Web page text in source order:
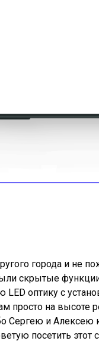
города и не
скрытые
оптику с
просто на высоте
Сергею и Алексею
посетить этот